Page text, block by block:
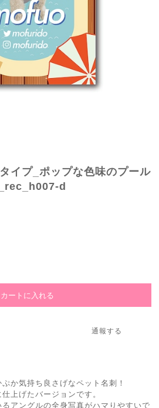
イプ_ポップな色味のプール
d
通報する
か気持ち良さげなペット名刺！
上げたバージョンです。
アングルの全身写真がハマりやすいで